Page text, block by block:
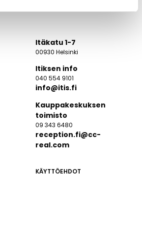
KÄYTTÖEHDOT
Itäkatu 1-7
00930 Helsinki
Itiksen info
040 554 9101
info@itis.fi
Kauppakeskuksen
toimisto
09 343 6480
reception.fi@cc-
real.com